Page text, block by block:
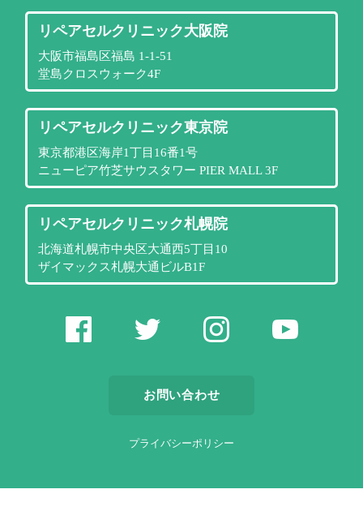
リペアセルクリニック大阪院
大阪市福島区福島 1-1-51
堂島クロスウォーク4F
リペアセルクリニック東京院
東京都港区海岸1丁目16番1号
ニューピア竹芝サウスタワー PIER MALL 3F
リペアセルクリニック札幌院
北海道札幌市中央区大通西5丁目10
ザイマックス札幌大通ビルB1F
お問い合わせ
プライバシーポリシー